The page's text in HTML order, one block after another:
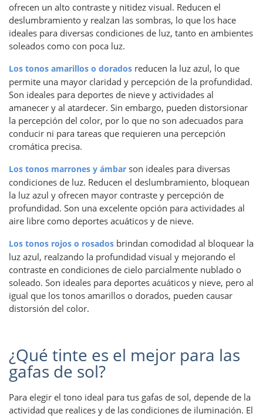
ofrecen un alto contraste y nitidez visual. Reducen el
deslumbramiento y realzan las sombras, lo que los hace
ideales para diversas condiciones de luz, tanto en ambientes
soleados como con poca luz.
Los tonos amarillos o dorados reducen la luz azul, lo que
permite una mayor claridad y percepción de la profundidad.
Son ideales para deportes de nieve y actividades al
amanecer y al atardecer. Sin embargo, pueden distorsionar
la percepción del color, por lo que no son adecuados para
conducir ni para tareas que requieren una percepción
cromática precisa.
Los tonos marrones y ámbar son ideales para diversas
condiciones de luz. Reducen el deslumbramiento, bloquean
la luz azul y ofrecen mayor contraste y percepción de
profundidad. Son una excelente opción para actividades al
aire libre como deportes acuáticos y de nieve.
Los tonos rojos o rosados ​​brindan comodidad al bloquear la
luz azul, realzando la profundidad visual y mejorando el
contraste en condiciones de cielo parcialmente nublado o
soleado. Son ideales para deportes acuáticos y nieve, pero al
igual que los tonos amarillos o dorados, pueden causar
distorsión del color.
¿Qué tinte es el mejor para las
gafas de sol?
Para elegir el tono ideal para tus gafas de sol, depende de la
actividad que realices y de las condiciones de iluminación. El